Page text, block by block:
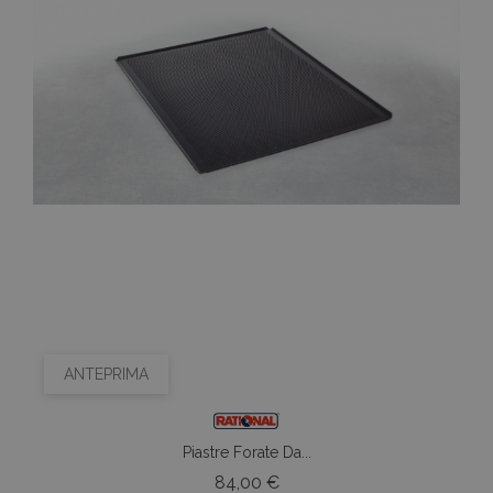
ANTEPRIMA
Piastre Forate Da...
84,00 €Prezzo